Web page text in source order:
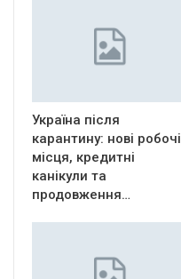
Україна після
карантину: нові робочі
місця, кредитні
канікули та
продовження…